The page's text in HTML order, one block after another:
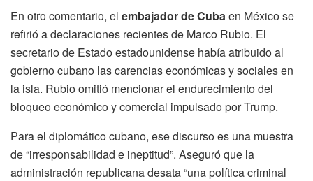
En otro comentario, el embajador de Cubaen México se
refirió a declaraciones recientes de Marco Rubio. El
secretario de Estado estadounidense había atribuido al
gobierno cubano las carencias económicas y sociales en
la isla. Rubio omitió mencionar el endurecimiento del
bloqueo económico y comercial impulsado por Trump.
Para el diplomático cubano, ese discurso es una muestra
de “irresponsabilidad e ineptitud”. Aseguró que la
administración republicana desata “una política criminal